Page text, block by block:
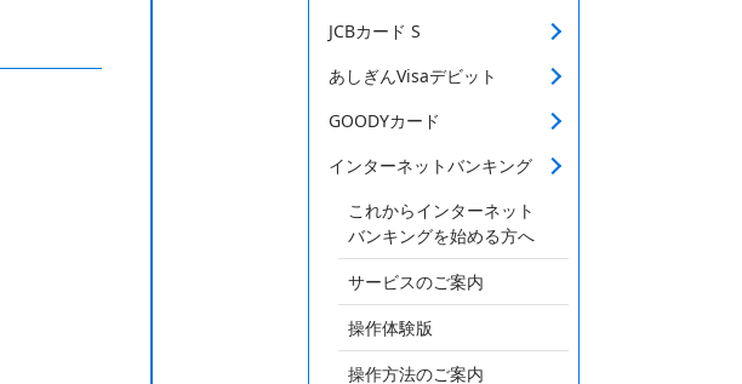
JCBカード S
あしぎんVisaデビット
GOODYカード
インターネットバンキング
これからインターネット
バンキングを始める方へ
サービスのご案内
操作体験版
操作方法のご案内